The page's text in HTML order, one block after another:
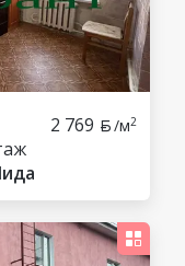
2 769 /м2